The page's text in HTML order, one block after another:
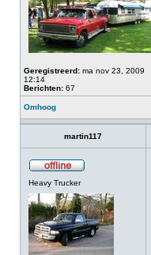
Geregistreerd: ma nov 23, 2009
12:14
Berichten: 67
Omhoog
martin117
Heavy Trucker